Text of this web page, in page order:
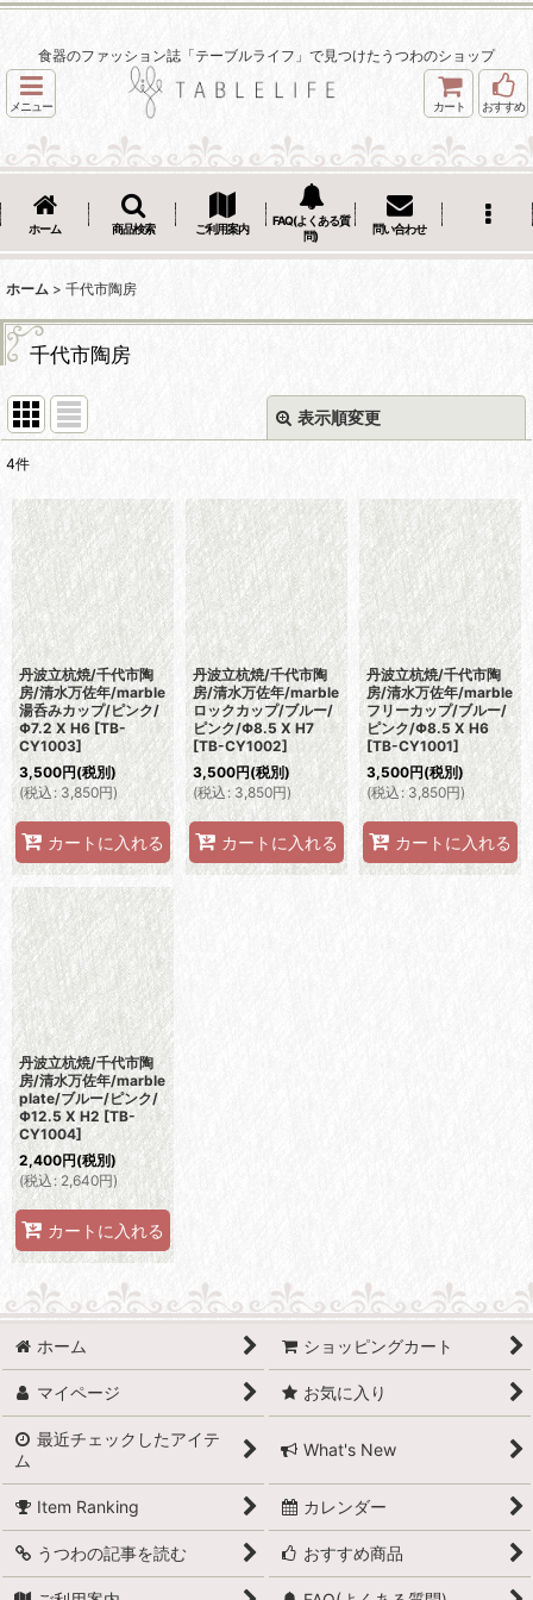
食器のファッション誌「テーブルライフ」で見つけたうつわのショップ
メニュー カート おすすめ
ホーム 商品検索 ご利用案内
FAQ(よくある質
問)
問い合わせ
ホーム > 千代市陶房
千代市陶房
表示順変更
並び順 :
絞り込む
4件
丹波立杭焼/千代市陶
房/清水万佐年/marble
湯呑みカップ/ピンク/
Φ7.2 X H6 [TB-
CY1003]
3,500円(税別)
(税込: 3,850円)
カートに入れる
丹波立杭焼/千代市陶
房/清水万佐年/marble
ロックカップ/ブルー/
ピンク/Φ8.5 X H7
[TB-CY1002]
3,500円(税別)
(税込: 3,850円)
カートに入れる
丹波立杭焼/千代市陶
房/清水万佐年/marble
フリーカップ/ブルー/
ピンク/Φ8.5 X H6
[TB-CY1001]
3,500円(税別)
(税込: 3,850円)
カートに入れる
丹波立杭焼/千代市陶
房/清水万佐年/marble
plate/ブルー/ピンク/
Φ12.5 X H2 [TB-
CY1004]
2,400円(税別)
(税込: 2,640円)
カートに入れる
ホーム ショッピングカート
マイページ お気に入り
最近チェックしたアイテ
ム
What's New
Item Ranking カレンダー
うつわの記事を読む おすすめ商品